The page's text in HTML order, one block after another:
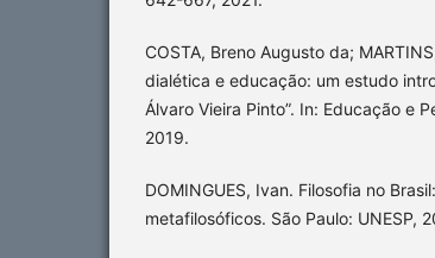
COSTA, Breno Augusto da;
dialética e educação: um estudo
Álvaro Vieira Pinto”. In: Educação e
2019.
DOMINGUES, Ivan. Filosofia no
metafilosóficos. São Paulo: UNESP,